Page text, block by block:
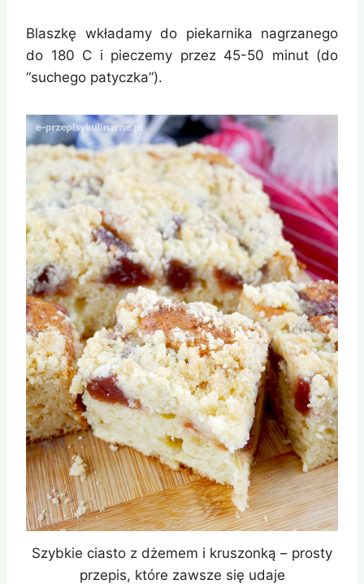
Blaszkę wkładamy do piekarnika nagrzanego
do 180 C i pieczemy przez 45-50 minut (do
“suchego patyczka”).
Szybkie ciasto z dżemem i kruszonką – prosty
przepis, które zawsze się udaje